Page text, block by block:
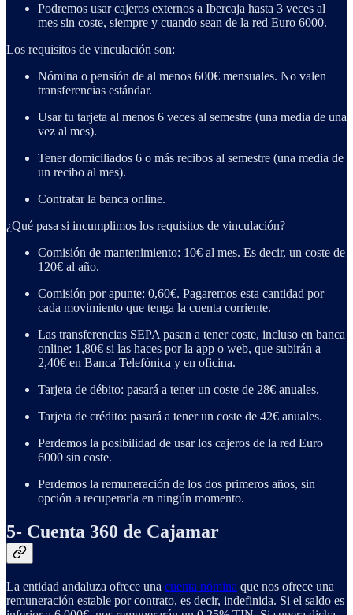
Podremos usar cajeros externos a Ibercaja hasta 3 veces al
mes sin coste, siempre y cuando sean de la red Euro 6000.
Los requisitos de vinculación son:
Nómina o pensión de al menos 600€ mensuales. No valen
transferencias estándar.
Usar tu tarjeta al menos 6 veces al semestre (una media de una
vez al mes).
Tener domiciliados 6 o más recibos al semestre (una media de
un recibo al mes).
Contratar la banca online.
¿Qué pasa si incumplimos los requisitos de vinculación?
Comisión de mantenimiento: 10€ al mes. Es decir, un coste de
120€ al año.
Comisión por apunte: 0,60€. Pagaremos esta cantidad por
cada movimiento que tenga la cuenta corriente.
Las transferencias SEPA pasan a tener coste, incluso en banca
online: 1,80€ si las haces por la app o web, que subirán a
2,40€ en Banca Telefónica y en oficina.
Tarjeta de débito: pasará a tener un coste de 28€ anuales.
Tarjeta de crédito: pasará a tener un coste de 42€ anuales.
Perdemos la posibilidad de usar los cajeros de la red Euro
6000 sin coste.
Perdemos la remuneración de los dos primeros años, sin
opción a recuperarla en ningún momento.
5- Cuenta 360 de Cajamar
La entidad andaluza ofrece una cuenta nómina que nos ofrece una
remuneración estable por contrato, es decir, indefinida. Si el saldo es